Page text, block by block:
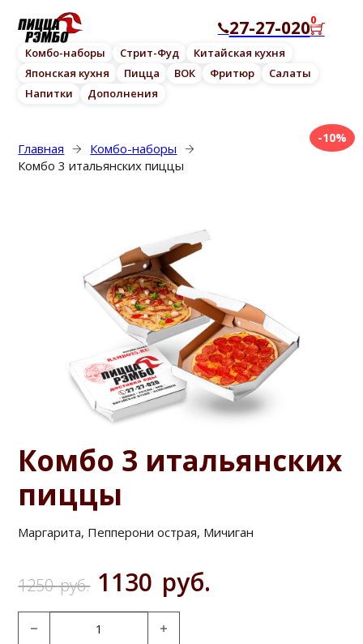
27-27-0200
Комбо-наборы Стрит-Фуд
Китайская кухня
Японская кухня
Пицца ВОК Фритюр
Салаты
Напитки
Дополнения
Главная
Комбо-наборы
Комбо 3 итальянских пиццы
Комбо 3 итальянских
пиццы
Маргарита, Пепперони острая, Мичиган
1250руб. Первоначальная
1130 руб.
-10%